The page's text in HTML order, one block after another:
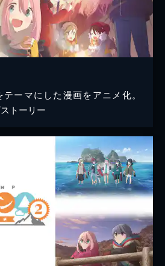
ーマにした漫画をアニメ化。
トーリー